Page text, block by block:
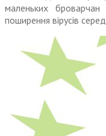
маленьких
поширення вірусів